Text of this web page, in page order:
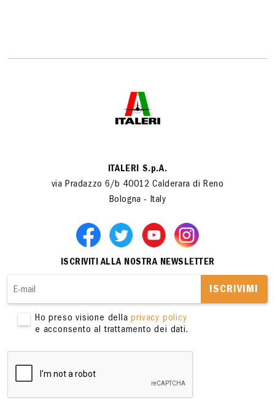
ITALERI S.p.A.
via Pradazzo 6/b 40012 Calderara di Reno
ISCRIVITI ALLA NOSTRA NEWSLETTER
ISCRIVIMI
Ho preso visione dellaprivacy policy